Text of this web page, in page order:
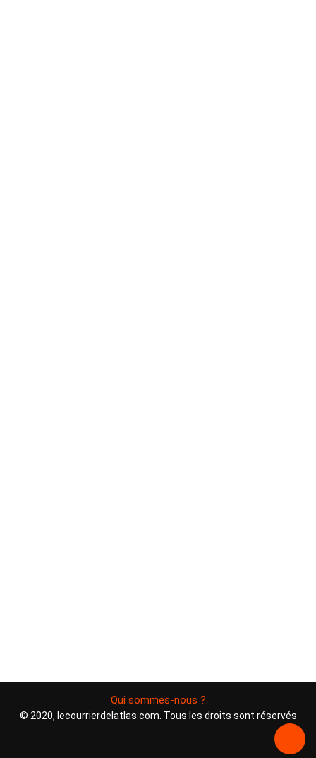
Qui sommes-nous ?
© 2020, lecourrierdelatlas.com. Tous les droits sont réservés